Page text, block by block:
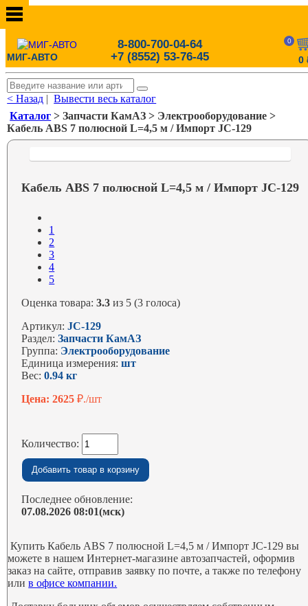
МИГ-АВТО
8-800-700-04-64
+7 (8552) 53-76-45
0
0
< Назад |Вывести весь каталог
Каталог > Запчасти КамАЗ > Электрооборудование >
Кабель ABS 7 полюсной L=4,5 м / Импорт JC-129
Кабель ABS 7 полюсной L=4,5 м / Импорт JC-129
1
2
3
4
5
Оценка товара:3.3 из 5 (3 голоса)
Артикул:JC-129
Раздел:Запчасти КамАЗ
Группа: Электрооборудование
Единица измерения:шт
Вес:0.94 кг
Цена: 2625₽./шт
Количество:
Последнее обновление:
07.08.2026 08:01(мск)
Купить Кабель ABS 7 полюсной L=4,5 м / Импорт JC-129 вы
можете в нашем Интернет-магазине автозапчастей, оформив
заказ на сайте, отправив заявку по почте, а также по телефону
илив офисе компании.